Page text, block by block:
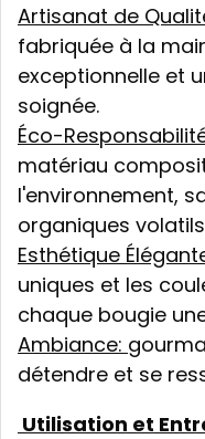
Artisanat de
fabriquée à la
exceptionnelle et
soignée.
Éco-
matériau
l'environnement,
organiques
Esthétique
uniques et les
chaque bougie
Ambiance:
détendre et se
Utilisation et